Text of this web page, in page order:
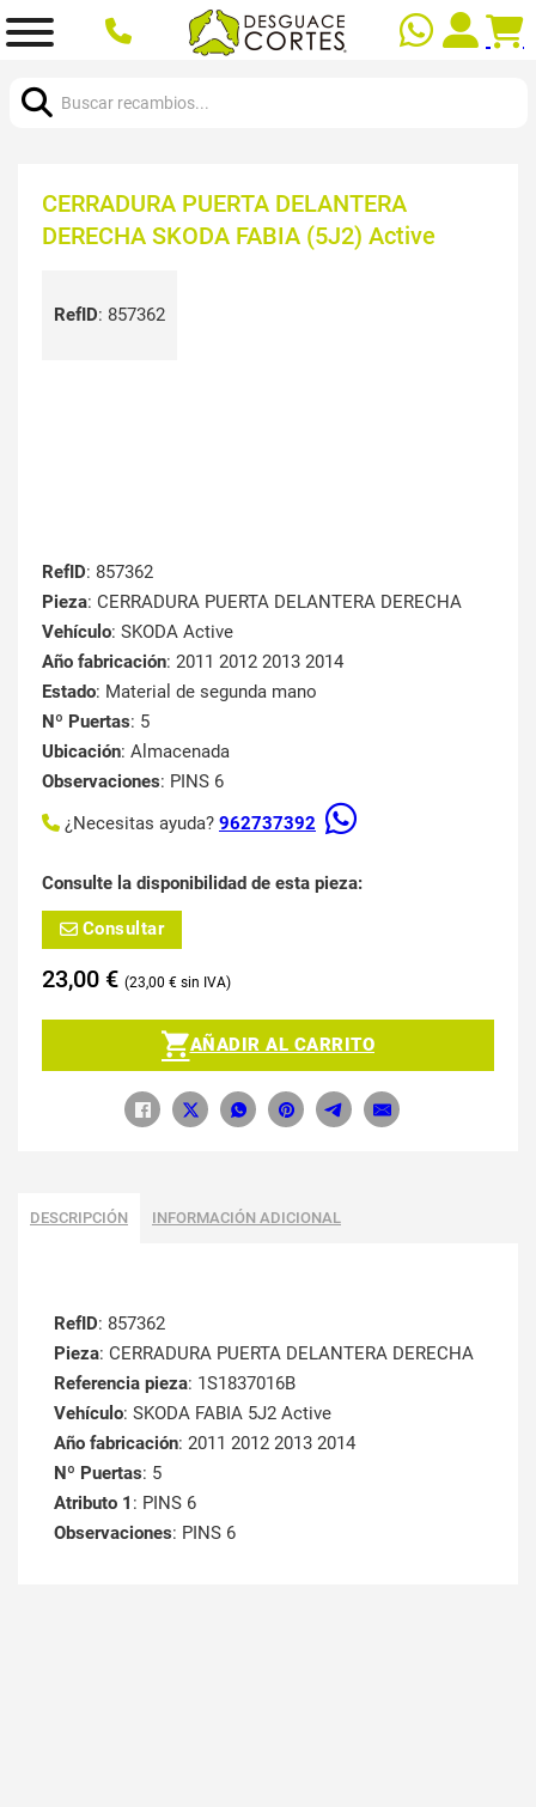
CERRADURA PUERTA DELANTERA
DERECHA SKODA FABIA (5J2) Active
RefID: 857362
RefID: 857362
Pieza: CERRADURA PUERTA DELANTERA DERECHA
Vehículo: SKODA Active
Año fabricación: 2011 2012 2013 2014
Estado: Material de segunda mano
Nº Puertas: 5
Ubicación: Almacenada
Observaciones: PINS 6
¿Necesitas ayuda? 962737392
Consulte la disponibilidad de esta pieza:
Consultar
23,00 € 23,00 €
AÑADIR AL CARRITO
DESCRIPCIÓN INFORMACIÓN ADICIONAL
RefID: 857362
Pieza: CERRADURA PUERTA DELANTERA DERECHA
Referencia pieza: 1S1837016B
Vehículo: SKODA FABIA 5J2 Active
Año fabricación: 2011 2012 2013 2014
Nº Puertas: 5
Atributo 1 : PINS 6
Observaciones: PINS 6